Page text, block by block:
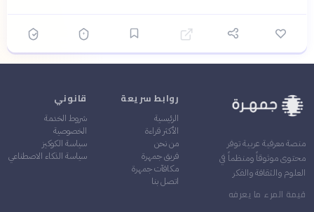
✓
هيكل سردي عبقري يلعب على
محاكياً بورخس
منصة معرفية عربية توفر
محتوى موثوقاً ومنظماً في
العلوم والثقافة والفكر
قيمة المرء ما يعرفه
روابط سريعة
الرئيسية
الأكثر قراءة
من نحن
فريق جمهرة
مكافآت جمهرة
اتصل بنا
قانوني
شروط الخدمة
الخصوصية
سياسة الكوكيز
سياسة الذكاء الاصطناعي